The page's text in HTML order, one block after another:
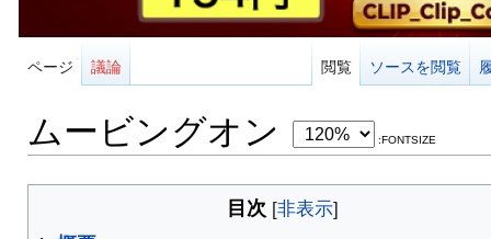
ページ 議論 閲覧 ソースを閲覧
ムービングオン :FONTSIZE
目次